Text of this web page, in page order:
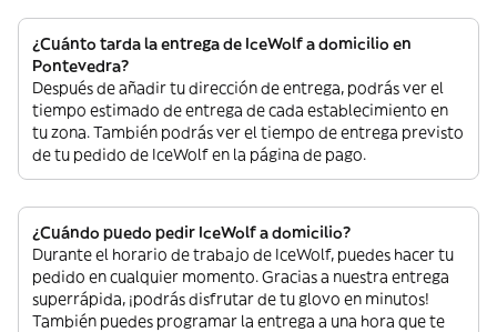
¿Cuánto tarda la entrega de IceWolf a domicilio en
Pontevedra?
Después de añadir tu dirección de entrega, podrás ver el
tiempo estimado de entrega de cada establecimiento en
tu zona. También podrás ver el tiempo de entrega previsto
de tu pedido de IceWolf en la página de pago.
¿Cuándo puedo pedir IceWolf a domicilio?
Durante el horario de trabajo de IceWolf, puedes hacer tu
pedido en cualquier momento. Gracias a nuestra entrega
superrápida, ¡podrás disfrutar de tu glovo en minutos!
También puedes programar la entrega a una hora que te